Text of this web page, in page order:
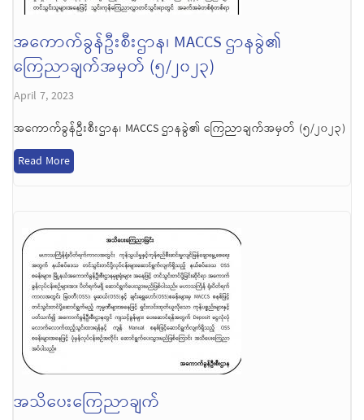
အကောက်ခွန်ဦးစီးဌာန၊ MACCS ဌာနခွဲ၏
ကြေညာချက်အမှတ် (၅/၂၀၂၃)
April 7, 2023
အကောက်ခွန်ဦးစီးဌာန၊ MACCS ဌာနခွဲ၏ ကြေညာချက်အမှတ် (၅/၂၀၂၃)
Read More
အသိပေးကြေညာချက်